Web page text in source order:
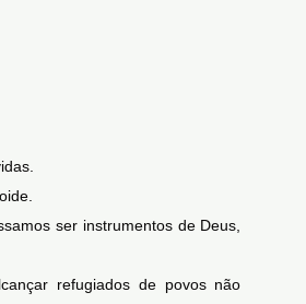
ser instrumentos de Deus,
refugiados de povos não